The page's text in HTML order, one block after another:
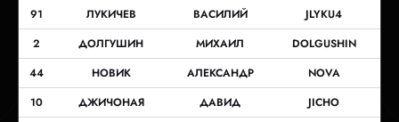
91 ЛУКИЧЕВ ВАСИЛИЙ
JLYKU4
2
ДОЛГУШИН МИХАИЛ
DOLGUSHIN
44
НОВИК АЛЕКСАНДР
NOVA
10
ДЖИЧОНАЯ ДАВИД
JICHO